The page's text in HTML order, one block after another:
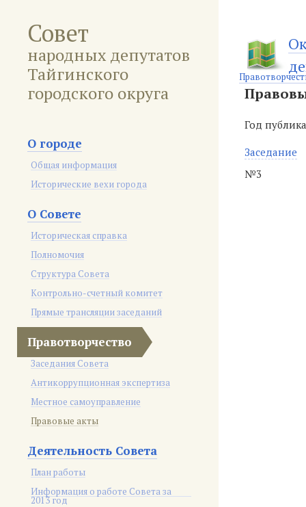
Совет
народных депутатов
Тайгинского
городского округа
О городе
Общая информация
Исторические вехи города
О Совете
Историческая справка
Полномочия
Структура Совета
Контрольно-счетный комитет
Прямые трансляции заседаний
Правотворчество
Заседания Совета
Антикоррупционная экспертиза
Местное самоуправление
Правовые акты
Деятельность Совета
План работы
Информация о работе Совета за
2013 год
Год
Заседание
№3